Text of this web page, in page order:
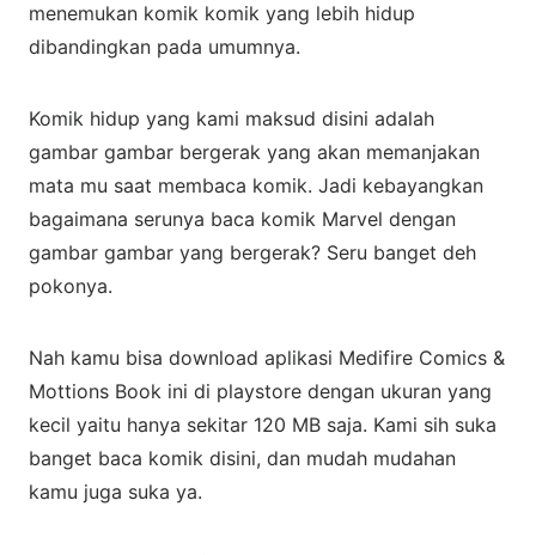
menemukan komik komik yang lebih hidup
dibandingkan pada umumnya.
Komik hidup yang kami maksud disini adalah
gambar gambar bergerak yang akan memanjakan
mata mu saat membaca komik. Jadi kebayangkan
bagaimana serunya baca komik Marvel dengan
gambar gambar yang bergerak? Seru banget deh
pokonya.
Nah kamu bisa download aplikasi Medifire Comics &
Mottions Book ini di playstore dengan ukuran yang
kecil yaitu hanya sekitar 120 MB saja. Kami sih suka
banget baca komik disini, dan mudah mudahan
kamu juga suka ya.